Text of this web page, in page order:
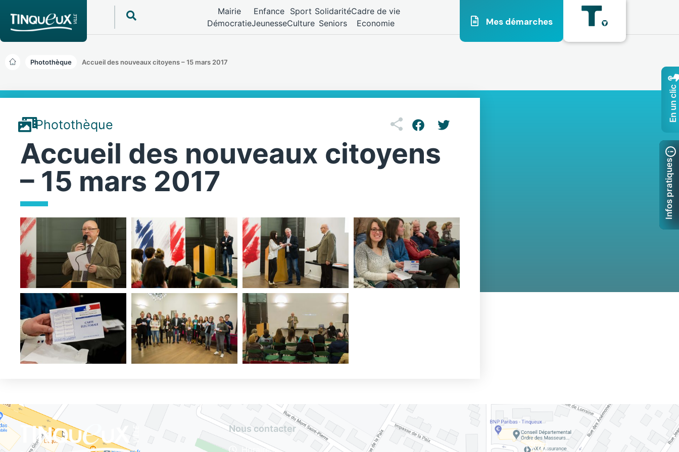
Mairie
Démocratie
Enfance
Jeunesse
Sport
Culture
Solidarité
Seniors
Cadre de vie
Economie
Mes démarches
Photothèque Accueil des nouveaux citoyens – 15 mars 2017
Photothèque
Accueil des nouveaux citoyens
– 15 mars 2017
Nous contacter
Horaires
En un clic
Infos pratiques